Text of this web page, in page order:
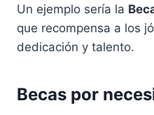
Un ejemplo sería la
que recompensa a los
dedicación y talento.
Becas por